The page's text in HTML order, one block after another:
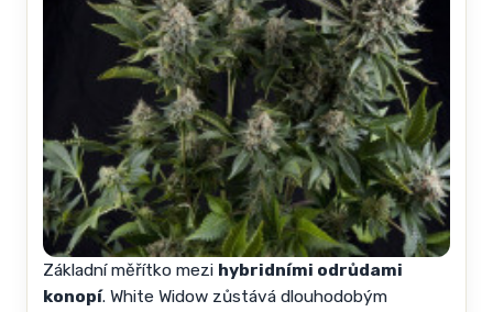
Základní měřítko mezi hybridními odrůdami
konopí. White Widow zůstává dlouhodobým